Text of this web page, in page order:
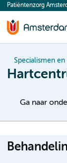
content
Patiëntenzorg
Specialismen en
Ga naar